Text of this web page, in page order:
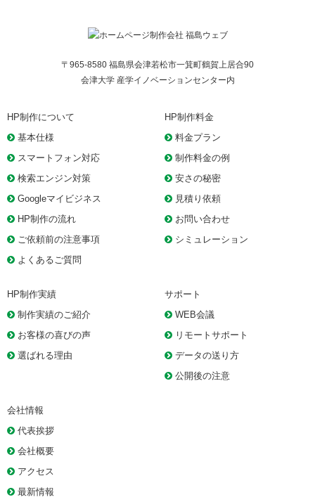
〒965-8580 福島県会津若松市一箕町鶴賀上居合90
会津大学 産学イノベーションセンター内
HP制作について
基本仕様
スマートフォン対応
検索エンジン対策
Googleマイビジネス
HP制作の流れ
ご依頼前の注意事項
よくあるご質問
HP制作料金
料金プラン
制作料金の例
安さの秘密
見積り依頼
お問い合わせ
シミュレーション
HP制作実績
制作実績のご紹介
お客様の喜びの声
選ばれる理由
サポート
WEB会議
リモートサポート
データの送り方
公開後の注意
会社情報
代表挨拶
会社概要
アクセス
最新情報